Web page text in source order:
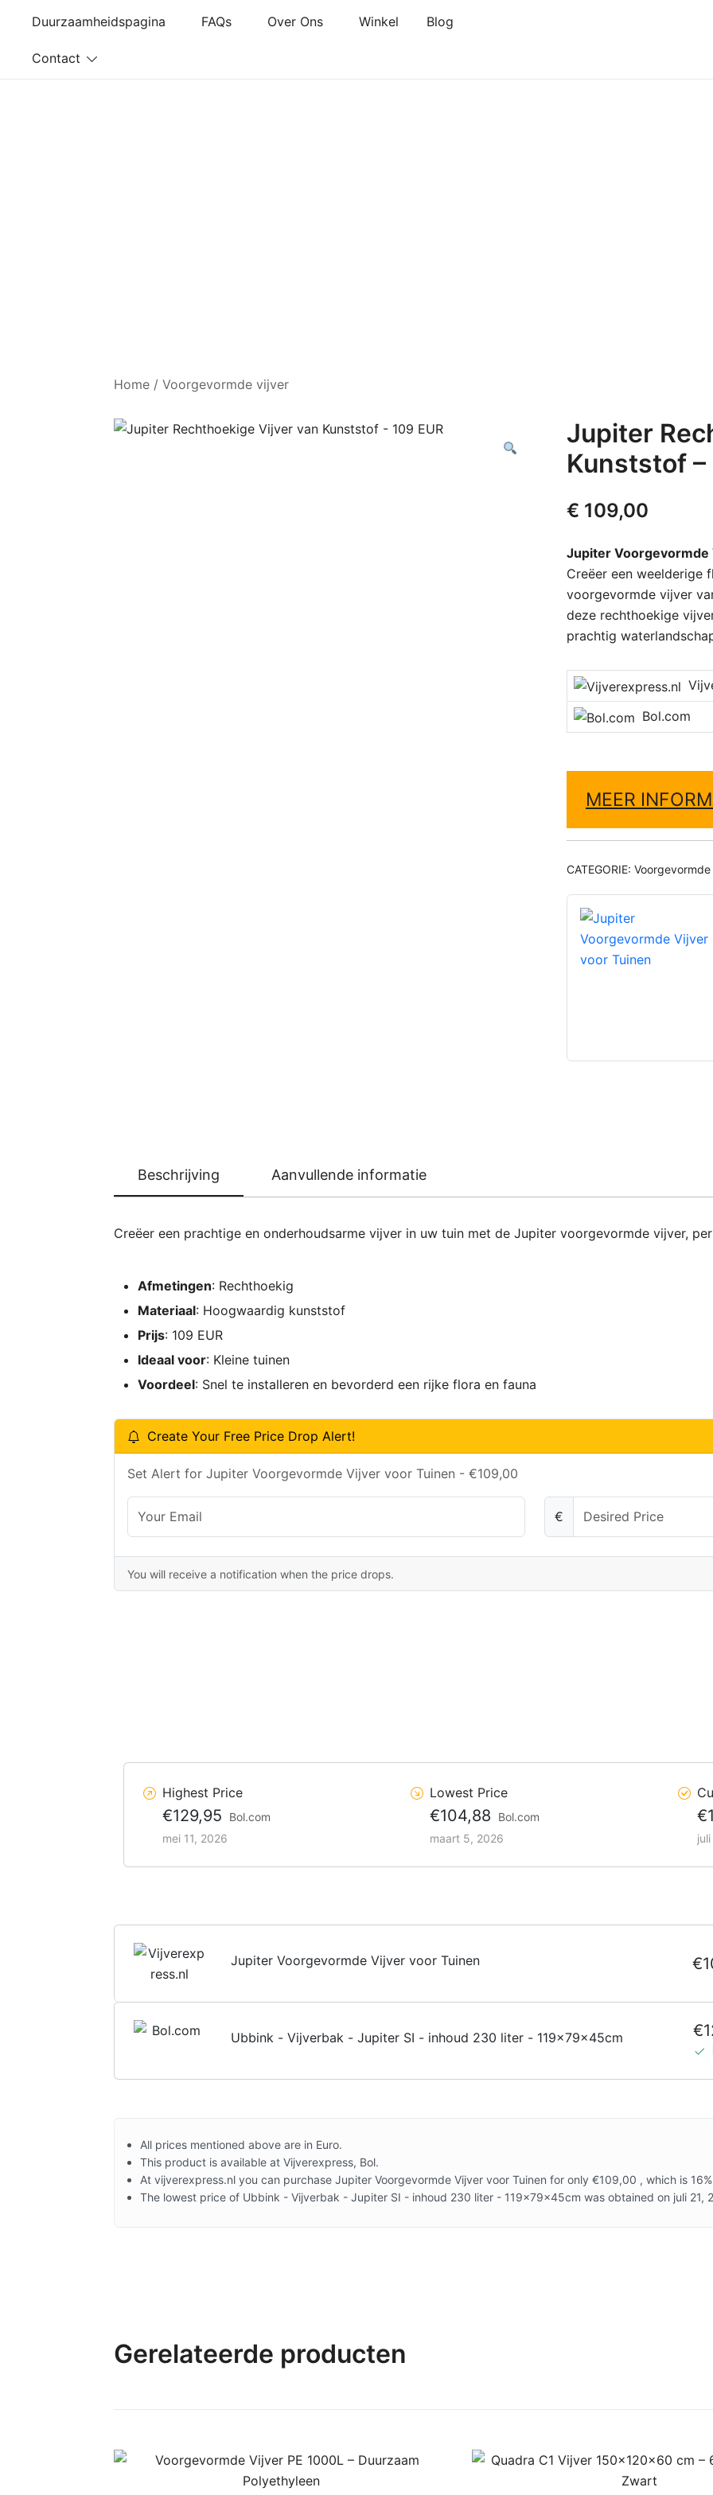
Duurzaamheidspagina FAQs Over Ons Winkel Blog
Contact
Home / Voorgevormde vijver
Jupiter
Kunststof –
€ 109,00
Jupiter Voorgevormde
Creëer een weelderige
voorgevormde vijver
deze rechthoekige
prachtig
Bol.com
MEER
CATEGORIE:
Beschrijving Aanvullende informatie
Creëer een prachtige en onderhoudsarme vijver in uw tuin met de Jupiter voorgevormde vijver,
Afmetingen: Rechthoekig
Materiaal: Hoogwaardig kunststof
Prijs: 109 EUR
Ideaal voor: Kleine tuinen
Voordeel: Snel te installeren en bevorderd een rijke flora en fauna
Create Your Free Price Drop Alert!
Set Alert for Jupiter Voorgevormde Vijver voor Tuinen - €109,00
€
You will receive a notification when the price drops.
Highest Price
€129,95
Bol.com
mei 11, 2026
Lowest Price
€104,88
Bol.com
maart 5, 2026
Jupiter Voorgevormde Vijver voor Tuinen
Ubbink - Vijverbak - Jupiter SI - inhoud 230 liter - 119x79x45cm
All prices mentioned above are in Euro.
This product is available at Vijverexpress, Bol.
At vijverexpress.nl you can purchase Jupiter Voorgevormde Vijver voor Tuinen for only €109,00 , which is
The lowest price of Ubbink - Vijverbak - Jupiter SI - inhoud 230 liter - 119x79x45cm was obtained on juli 21,
Gerelateerde producten